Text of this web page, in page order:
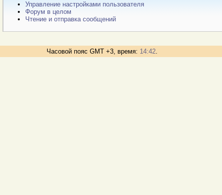
Управление настройками пользователя
Форум в целом
Чтение и отправка сообщений
Часовой пояс GMT +3, время: 14:42.